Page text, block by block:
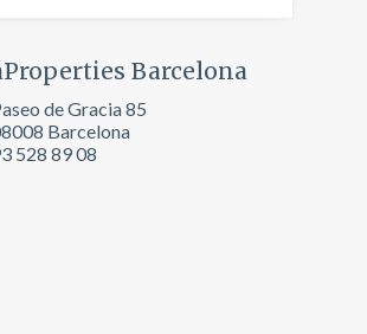
Barcelona
de Gracia 85
Barcelona
528 89 08